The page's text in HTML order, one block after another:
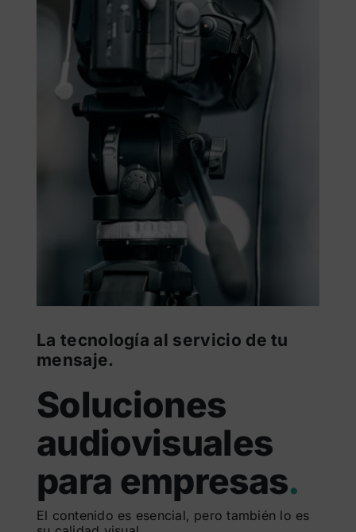
La tecnología al servicio de tu
mensaje.
Soluciones
audiovisuales
para empresas.
El contenido es esencial, pero también lo es